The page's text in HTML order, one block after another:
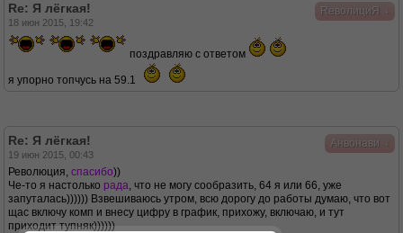
RеволициЯ
Re: Я лёгкая!
18 июн 2015, 19:42
поздравляю с ответом
я упорно топчусь на 59.1
Анвонави
Re: Я лёгкая!
19 июн 2015, 00:43
Революция, спасибо))
Че-то я настолько рада, что не могу сообразить, 64 я или 66, уже
запуталась)))))) Взвешиваюсь утром, всю дорогу до работы думаю, что вот
щас включу комп и внесу цифру в график, прихожу, включаю, и тут
приходит тупняк))))))